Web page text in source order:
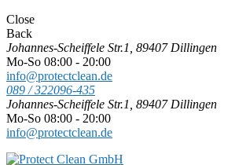
Close
Back
Johannes-Scheiffele Str.1, 89407 Dillingen
Mo-So 08:00 - 20:00
info@protectclean.de
089 / 322096-435
Johannes-Scheiffele Str.1, 89407 Dillingen
Mo-So 08:00 - 20:00
info@protectclean.de